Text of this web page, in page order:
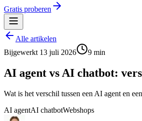
Gratis proberen
Alle artikelen
Bijgewerkt 13 juli 2026 9 min
AI agent vs AI chatbot:
Wat is het verschil tussen een AI agent en
AI agentAI chatbotWebshops